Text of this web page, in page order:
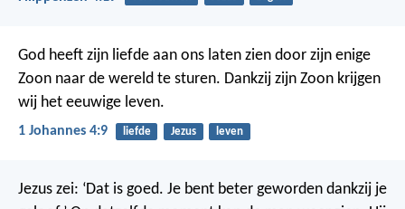
God heeft zijn liefde aan ons laten zien door zijn enige
Zoon naar de wereld te sturen. Dankzij zijn Zoon krijgen
wij het eeuwige leven.
1 Johannes 4:9 liefde Jezus leven
Jezus zei: ‘Dat is goed. Je bent beter geworden dankzij je